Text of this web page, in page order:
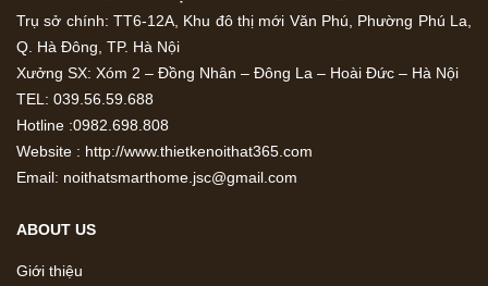
Trụ sở chính: TT6-12A, Khu đô thị mới Văn Phú, Phường Phú La,
Q. Hà Đông, TP. Hà Nội
Xưởng SX: Xóm 2 – Đồng Nhân – Đông La – Hoài Đức – Hà Nội
TEL: 039.56.59.688
Hotline :0982.698.808
Website : http://www.thietkenoithat365.com
Email: noithatsmarthome.jsc@gmail.com
ABOUT US
Giới thiệu